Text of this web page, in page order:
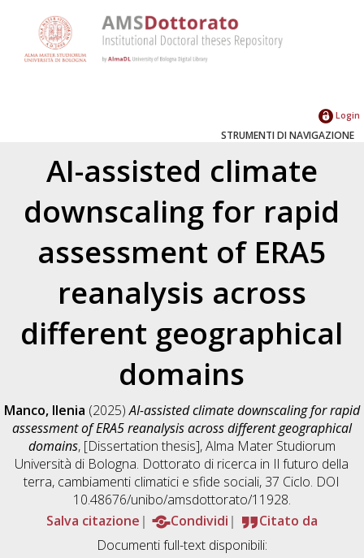
Login
STRUMENTI DI NAVIGAZIONE
AI-assisted climate
downscaling for rapid
assessment of ERA5
reanalysis across
different geographical
domains
Manco, Ilenia (2025)AI-assisted climate downscaling for rapid
assessment of ERA5 reanalysis across different geographical
domains, [Dissertation thesis], Alma Mater Studiorum
Università di Bologna. Dottorato di ricerca in Il futuro della
terra, cambiamenti climatici e sfide sociali, 37 Ciclo. DOI
10.48676/unibo/amsdottorato/11928.
Salva citazione
Condividi
Citato da
Documenti full-text disponibili: